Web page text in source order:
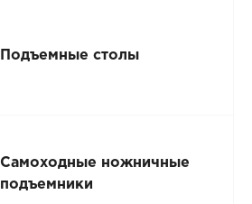
Подъемные столы
Самоходные ножничные
подъемники